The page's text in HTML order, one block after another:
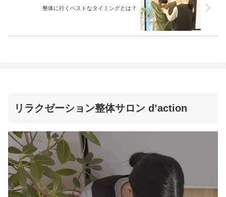
整体に行くベストなタイミングとは？
リラクゼーション整体サロン d’action